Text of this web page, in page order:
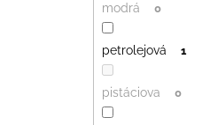
modrá 0
petrolejová 1
pistáciova 0